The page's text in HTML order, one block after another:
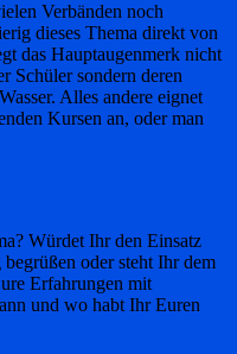
Verbänden noch
dieses Thema direkt von
das Hauptaugenmerk nicht
Schüler sondern deren
Alles andere eignet
Kursen an, oder man
Würdet Ihr den Einsatz
oder steht Ihr dem
Erfahrungen mit
und wo habt Ihr Euren